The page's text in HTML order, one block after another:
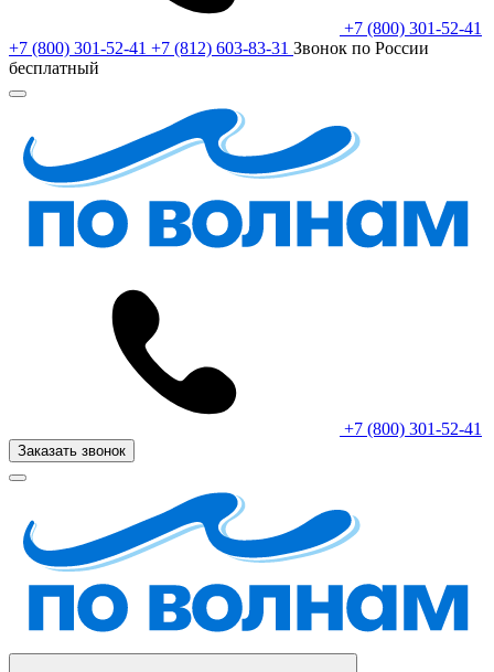
+7 (800) 301-52-41
+7 (800) 301-52-41 +7 (812) 603-83-31 Звонок по России
бесплатный
+7 (800) 301-52-41
Заказать звонок